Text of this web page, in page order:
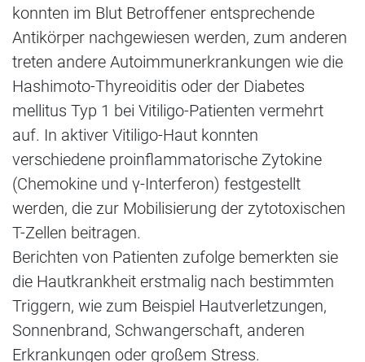
konnten im Blut Betroffener entsprechende
Antikörper nachgewiesen werden, zum anderen
treten andere Autoimmunerkrankungen wie die
Hashimoto-Thyreoiditis oder der Diabetes
mellitus Typ 1 bei Vitiligo-Patienten vermehrt
auf. In aktiver Vitiligo-Haut konnten
verschiedene proinflammatorische Zytokine
(Chemokine und γ-Interferon) festgestellt
werden, die zur Mobilisierung der zytotoxischen
T-Zellen beitragen.
Berichten von Patienten zufolge bemerkten sie
die Hautkrankheit erstmalig nach bestimmten
Triggern, wie zum Beispiel Hautverletzungen,
Sonnenbrand, Schwangerschaft, anderen
Erkrankungen oder großem Stress.